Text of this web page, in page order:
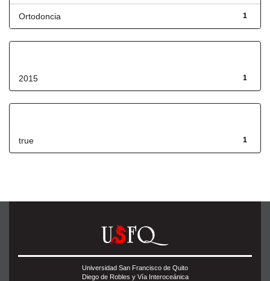
1
Ortodoncia
1
2015
1
true
Universidad San Francisco de Quito
Diego de Robles y Vía Interoceánica